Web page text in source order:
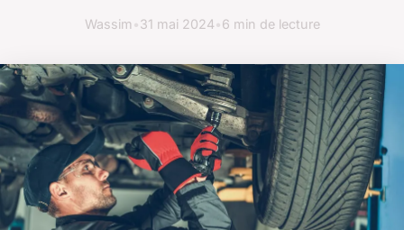
Wassim•31 mai 2024•6 min de lecture